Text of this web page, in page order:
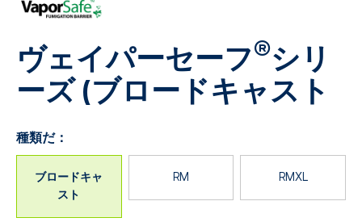
ヴェイパーセーフ®シリ
ーズ (ブロードキャスト
種類だ：
ブロードキャ
スト
RM RMXL